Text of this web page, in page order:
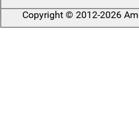
Copyright © 2012-2026